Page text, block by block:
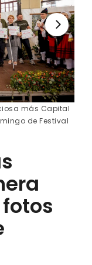
más Capital
de Festival